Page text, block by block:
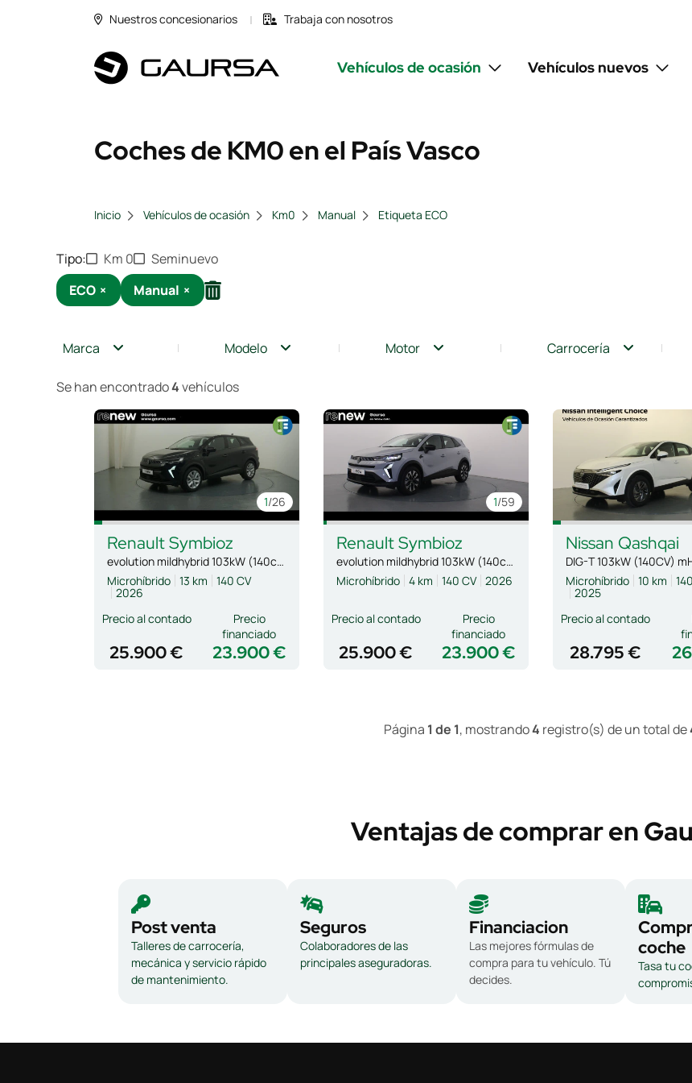
Nuestros concesionarios Trabaja con nosotros
Vehículos de ocasión Vehículos nuevos
Coches de KM0 en el País Vasco
Inicio Vehículos de ocasión Km0 Manual Etiqueta ECO
Tipo Km 0
Seminuevo
ECO × Manual ×
Marca Modelo Motor Carrocería
Se han encontrado4vehículos
1/26
RenaultSymbioz
evolution mildhybrid 103kW (140cv)
Microhíbrido 13 km 140 CV
2026
Precio al contado
25.900 € 23.900 €
Precio
financiado
1/59
RenaultSymbioz
evolution mildhybrid 103kW (140cv)
Microhíbrido 4 km 140 CV 2026
Precio al contado
25.900 € 23.900 €
Precio
financiado
Nissan Qashqai
Microhíbrido 10 km
2025
Precio al contado
28.795 €
Página 1 de 1, mostrando4 registro(s) de un total de
Ventajas de comprar en
Post venta
Talleres de carrocería,
mecánica y servicio rápido
de mantenimiento.
Seguros
Colaboradores de las
principales aseguradoras.
Financiacion
Las mejores fórmulas de
compra para tu vehículo. Tú
decides.
coche
Tasa tu